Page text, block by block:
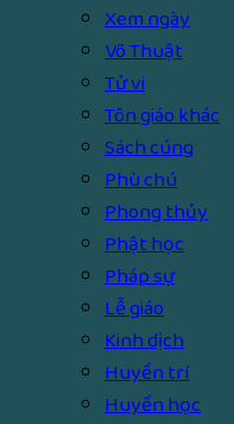
Xem ngày
Võ Thuật
Tử vi
Tôn giáo khác
Sách cúng
Phù chú
Phong thủy
Phật học
Pháp sự
Lễ giáo
Kinh dịch
Huyền trí
Huyền học